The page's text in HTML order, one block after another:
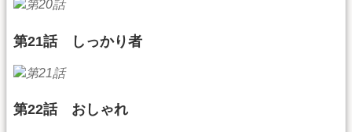
第21話 しっかり者
第22話 おしゃれ